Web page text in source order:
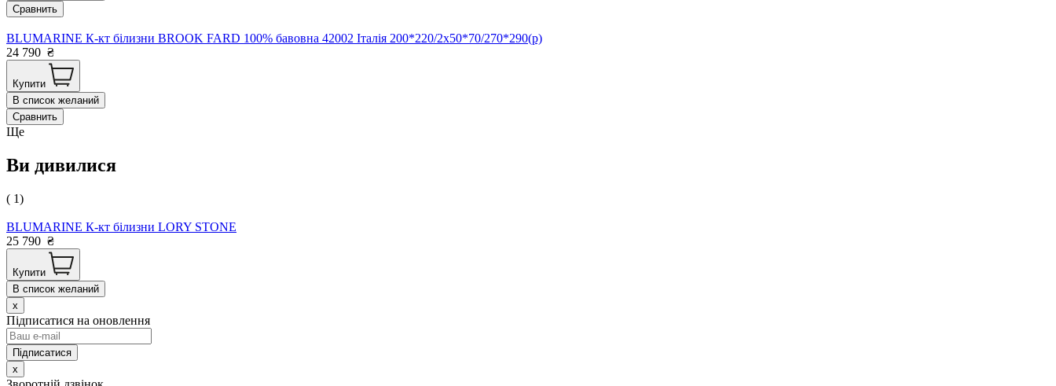
Сравнить
BLUMARINE К-кт білизни BROOK FARD 100% бавовна 42002 Італія 200*220/2х50*70/270*290(р)
24 790 ₴
Купити
В список желаний
Сравнить
Ще
Ви дивилися
( 1)
BLUMARINE К-кт білизни LORY STONE
25 790 ₴
Купити
В список желаний
x
Підписатися на оновлення
x